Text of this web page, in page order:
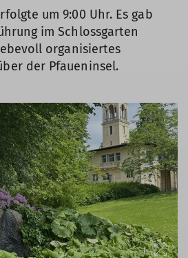
um 9:00 Uhr. Es gab
im Schlossgarten
organisiertes
der Pfaueninsel.